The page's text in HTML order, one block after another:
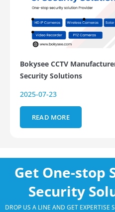
Bokysee CCTV
Security Solutions
2025-07-23
READ MORE
Get One-stop
Security
DROP US A LINE AND GET EXPERTISE